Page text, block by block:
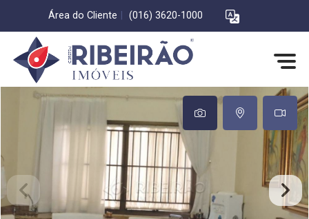
Área do Cliente (016) 3620-1000